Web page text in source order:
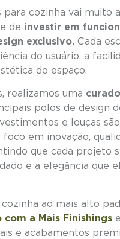
para cozinha vai muito
de investir em
exclusivo. Cada
do usuário, a
do espaço.
realizamos uma
polos de design
e louças são
em inovação,
que cada projeto
e a elegância que
ao mais alto
a Mais Finishings
e acabamentos